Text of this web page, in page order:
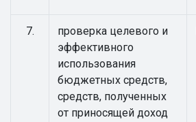
7.
проверка целевого и
эффективного
использования
бюджетных средств,
средств, полученных
от приносящей доход